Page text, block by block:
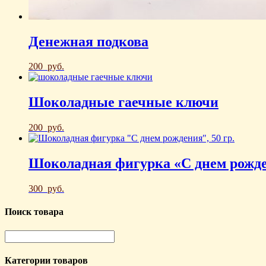
Денежная подкова
200 руб.
Шоколадные гаечные ключи
200 руб.
Шоколадная фигурка «С днем
300 руб.
Поиск товара
Категории товаров